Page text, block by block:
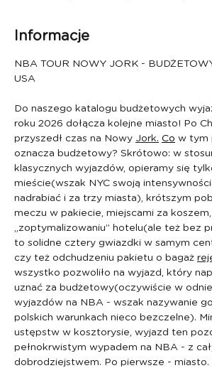
Informacje
NBA TOUR NOWY JORK -
USA
Do naszego katalogu budżetowych
roku 2026 dołącza kolejne miasto! Po
przyszedł czas na Nowy Jork. Co w tym
oznacza budżetowy? Skrótowo: w
klasycznych wyjazdów, opieramy się
mieście(wszak NYC swoją
nadrabiać i za trzy miasta), krótszym
meczu w pakiecie, miejscami za
„zoptymalizowaniu” hotelu(ale też bez
to solidne cztery gwiazdki w samym
czy też odchudzeniu pakietu o bagaż
wszystko pozwoliło na wyjazd, który
uznać za budżetowy(oczywiście w
wyjazdów na NBA - wszak nazywanie
polskich warunkach nieco bezczelne).
ustępstw w kosztorysie, wyjazd ten
pełnokrwistym wypadem na NBA - z
dobrodziejstwem. Po pierwsze - miasto.